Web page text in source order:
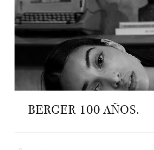
BERGER 100 AÑOS.